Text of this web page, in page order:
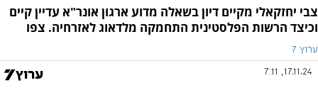
צבי יחזקאלי מקיים דיון בשאלה מדוע ארגון אונר"א עדיין קיים
וכיצד הרשות הפלסטינית התחמקה מלדאוג לאזרחיה. צפו
ערוץ 7
17.11.24, 7:11